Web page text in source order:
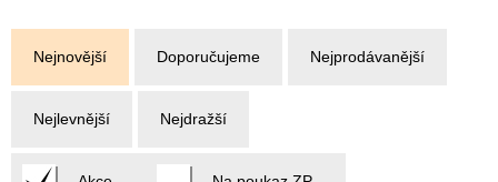
Nejnovější Doporučujeme Nejprodávanější
Nejlevnější Nejdražší